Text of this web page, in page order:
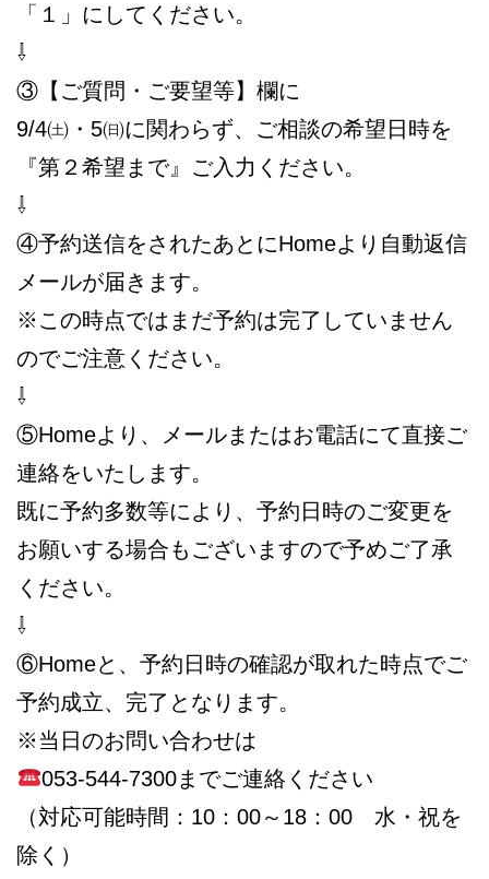
「１」にしてください。
⇩
③【ご質問・ご要望等】欄に
9/4㈯・5㈰に関わらず、ご相談の希望日時を
『第２希望まで』ご入力ください。
⇩
④予約送信をされたあとにHomeより自動返信
メールが届きます。
※この時点ではまだ予約は完了していません
のでご注意ください。
⇩
⑤Homeより、メールまたはお電話にて直接ご
連絡をいたします。
既に予約多数等により、予約日時のご変更を
お願いする場合もございますので予めご了承
ください。
⇩
⑥Homeと、予約日時の確認が取れた時点でご
予約成立、完了となります。
※当日のお問い合わせは
053-544-7300までご連絡ください
（対応可能時間：10：00～18：00 水・祝を
除く）